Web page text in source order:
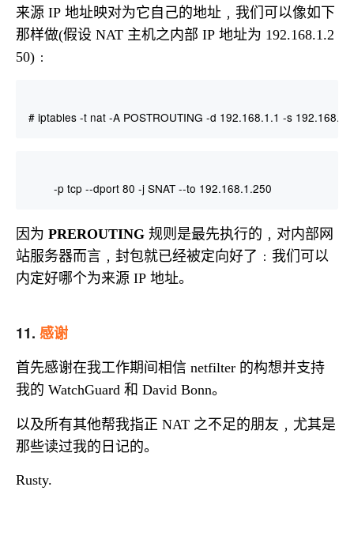
来源 IP 地址映对为它自己的地址﹐我们可以像如下
那样做(假设 NAT 主机之内部 IP 地址为 192.168.1.2
50) ﹕
# iptables -t nat -A POSTROUTING -d 192.168.1.1 -s
-p tcp --dport 80 -j SNAT --to 192.168.1.250
因为 PREROUTING 规则是最先执行的﹐对内部网
站服务器而言﹐封包就已经被定向好了﹕我们可以
内定好哪个为来源 IP 地址。
11. 感谢
首先感谢在我工作期间相信 netfilter 的构想并支持
我的 WatchGuard 和 David Bonn。
以及所有其他帮我指正 NAT 之不足的朋友﹐尤其是
那些读过我的日记的。
Rusty.